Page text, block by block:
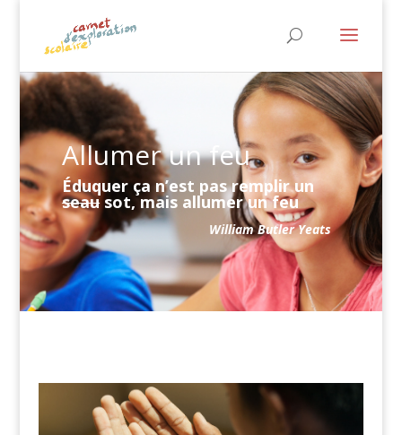
Allumer un feu
Éduquer ça n’est pas remplir un
seausot, mais allumer un feu
William Butler Yeats